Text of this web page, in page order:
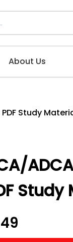
About Us
Study